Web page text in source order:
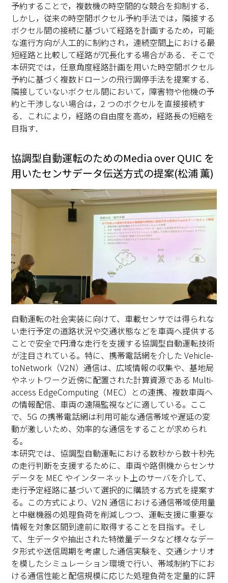
予約することで，複数機の時空間的な競合を抑制する．
しかし，従来の時空間ボクセル予約手法では，隣接する
ボクセル間の接続に基づいて経路を計画するため，可能
な進行方向が人工的に制約され，連続空間上における最
短経路と比較して経路が冗長化する場合がある．そこで
本研究では，任意角度経路計画を用いた時空間ボクセル
予約に基づく複数ドローンの飛行調停手法を提案する．
隣接していないボクセル間において，障害物や他機の予
約と干渉しない場合は，2 つのボクセルを直接接続す
る．これにより，経路の自由度を高め，経路長の短縮を
目指す．
協調型自動運転のためのMedia over QUIC を
用いたセンサデータ伝送方式の提案(松浦 薫)
自動運転の社会実装に向けて、車載センサでは得られな
い走行予定の道路状況や交通状態などを車両へ提供する
ことで安全で円滑な走行を支援する協調型自動運転技術
が注目されている。特に、携帯電話網を介した Vehicle-
toNetwork（V2N）通信は、広域情報の収集や、基地局
やネットワーク近傍に配置された計算資源である Multi-
access EdgeComputing（MEC）との連携、複数車両へ
の情報配信、車両の遠隔監視などに適している。ここ
で、5G の携帯電話網は利用可能な通信帯域や遅延の変
動が激しいため、効率的な通信をすることが求められ
る。
本研究では、協調型自動運転における数秒から数十秒先
の走行判断を支援するために、車両や路側機からセンサ
データを MEC やインターネット上のサーバを介して、
走行予定経路に基づいて選択的に購読する方式を提案す
る。この方式により、V2N 通信における通信帯域使用量
と中継機器の処理負荷を削減しつつ、運転支援に重要な
情報を対象区間到達前に取得することを目指す。そし
て、生データや抽出された特徴量データなど様々なデー
タ形式や送信周期を考慮した通信実験を、交通シナリオ
を模したシミュレーション環境で行い、帯域制約下にお
ける通信性能と配信規模に応じた処理負荷を定量的に評